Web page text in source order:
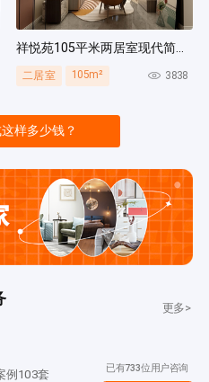
祥悦苑105平米两居室现代简约风装修案例
二居室 105m² 3838
样多少钱？
更多>
例103套 已有733位用户咨询